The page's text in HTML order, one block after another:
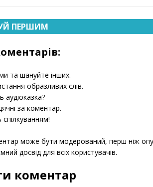
ПЕРШИМ
та шануйте інших.
образливих слів.
за коментар.
може бути модерований, перш ніж
досвід для всіх користувачів.
коментар